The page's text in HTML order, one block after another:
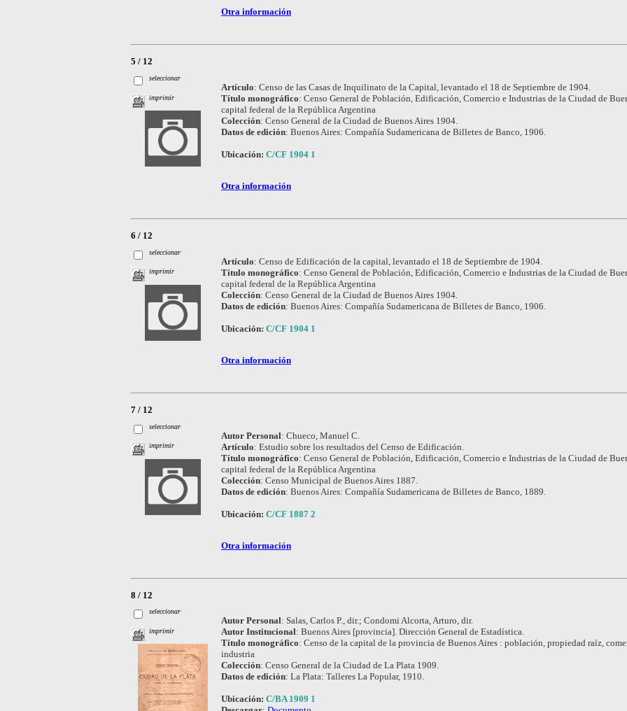
Otra información
5 / 12
seleccionar
imprimir
Artículo: Censo de las Casas de Inquilinato de la Capital, levantado el 18 de Septiembre de 1904.
Título monográfico: Censo General de Población, Edificación, Comercio e Industrias de la Ciudad de
capital federal de la República Argentina
Colección: Censo General de la Ciudad de Buenos Aires 1904.
Datos de edición: Buenos Aires: Compañía Sudamericana de Billetes de Banco, 1906.
Ubicación: C/CF 1904 1
Otra información
6 / 12
seleccionar
imprimir
Artículo: Censo de Edificación de la capital, levantado el 18 de Septiembre de 1904.
Título monográfico: Censo General de Población, Edificación, Comercio e Industrias de la Ciudad de
capital federal de la República Argentina
Colección: Censo General de la Ciudad de Buenos Aires 1904.
Datos de edición: Buenos Aires: Compañía Sudamericana de Billetes de Banco, 1906.
Ubicación: C/CF 1904 1
Otra información
7 / 12
seleccionar
imprimir
Autor Personal: Chueco, Manuel C.
Artículo: Estudio sobre los resultados del Censo de Edificación.
Título monográfico: Censo General de Población, Edificación, Comercio e Industrias de la Ciudad de
capital federal de la República Argentina
Colección: Censo Municipal de Buenos Aires 1887.
Datos de edición: Buenos Aires: Compañía Sudamericana de Billetes de Banco, 1889.
Ubicación: C/CF 1887 2
Otra información
8 / 12
seleccionar
imprimir
Autor Personal: Salas, Carlos P., dir.; Condomi Alcorta, Arturo, dir.
Autor Institucional: Buenos Aires [provincia]. Dirección General de Estadística.
Título monográfico: Censo de la capital de la provincia de Buenos Aires : población, propiedad raíz,
industria
Colección: Censo General de la Ciudad de La Plata 1909.
Datos de edición: La Plata: Talleres La Popular, 1910.
Ubicación: C/BA 1909 1